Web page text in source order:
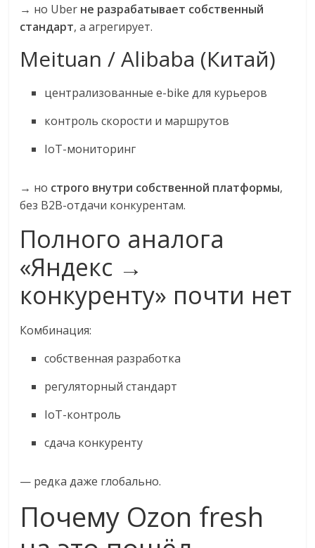
→ но Uber не разрабатывает собственный
стандарт, а агрегирует.
Meituan / Alibaba (Китай)
централизованные e-bike для курьеров
контроль скорости и маршрутов
IoT-мониторинг
→ но строго внутри собственной платформы,
без B2B-отдачи конкурентам.
Полного аналога
«Яндекс →
конкуренту» почти нет
Комбинация:
собственная разработка
регуляторный стандарт
IoT-контроль
сдача конкуренту
— редка даже глобально.
Почему Ozon fresh